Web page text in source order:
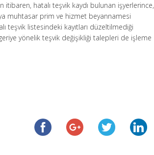
hatalı teşvik kaydı bulunan işyerlerince,
muhtasar prim ve hizmet beyannamesi
teşvik listesindeki kayıtları düzeltilmediği
yönelik teşvik değişikliği talepleri de işleme